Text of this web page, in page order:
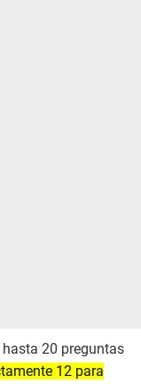
20 preguntas
12 para